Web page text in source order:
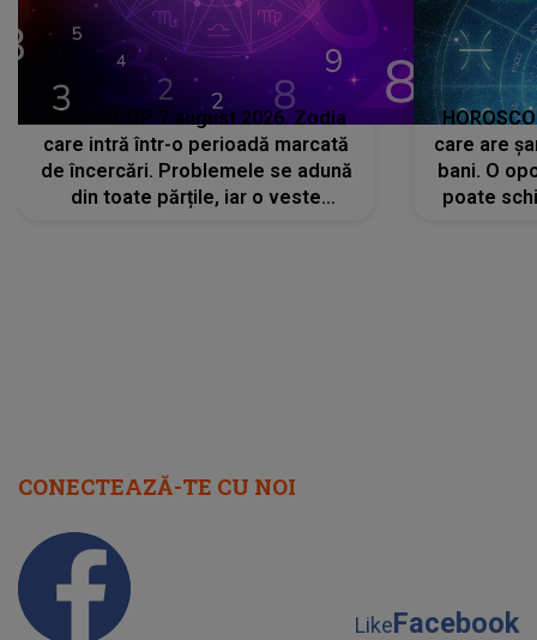
HOROSCOP 7 august 2026. Zodia
care intră într-o perioadă marcată
de încercări. Problemele se adună
din toate părțile, iar o veste
care are
bani. O
poate
CONECTEAZĂ-TE CU NOI
LikeFacebook